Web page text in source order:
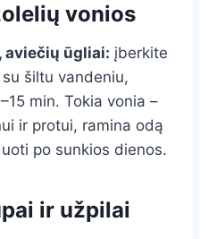
vonios
aviečių ūgliai: įberkite
šiltu vandeniu,
min. Tokia vonia –
ir protui, ramina odą
po sunkios dienos.
ir užpilai